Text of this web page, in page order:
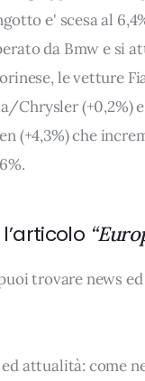
e' scesa al
da Bmw e si
le vetture
Chrysler (+0,2%)
(+4,3%) che
trovare news
attualità: come